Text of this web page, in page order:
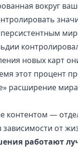
вокруг
новых карт
этот процент
расширение
контентом —
от
работают